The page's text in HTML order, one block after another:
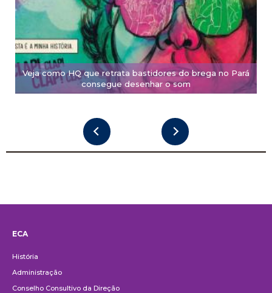
Veja como HQ que retrata bastidores do brega no Pará
consegue desenhar o som
ECA
História
Administração
Conselho Consultivo da Direção